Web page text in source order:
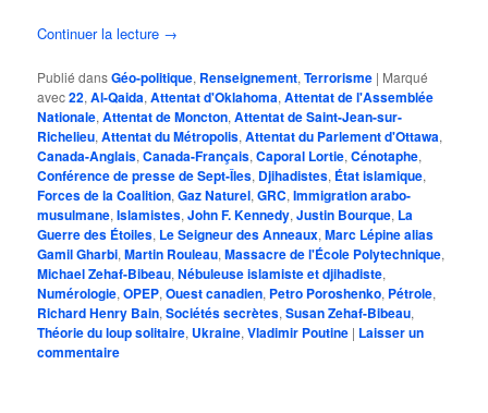
Continuer la lecture →
Publié dansGéo-politique, Renseignement,Terrorisme | Marqué
avec22,Al-Qaida,Attentat d'Oklahoma,Attentat de l'Assemblée
Nationale,Attentat de Moncton,Attentat de Saint-Jean-sur-
Richelieu,Attentat du Métropolis,Attentat du Parlement d'Ottawa,
Canada-Anglais,Canada-Français,Caporal Lortie,Cénotaphe,
Conférence de presse de Sept-Îles, Djihadistes, État islamique,
Forces de la Coalition,Gaz Naturel,GRC,Immigration arabo-
musulmane,Islamistes,John F. Kennedy,Justin Bourque, La
Guerre des Étoiles, Le Seigneur des Anneaux,Marc Lépine alias
Gamil Gharbi,Martin Rouleau,Massacre de l'École Polytechnique,
Michael Zehaf-Bibeau,Nébuleuse islamiste et djihadiste,
Numérologie,OPEP,Ouest canadien, Petro Poroshenko, Pétrole,
Richard Henry Bain,Sociétés secrètes,Susan Zehaf-Bibeau,
Théorie du loup solitaire, Ukraine,Vladimir Poutine | Laisser un
commentaire